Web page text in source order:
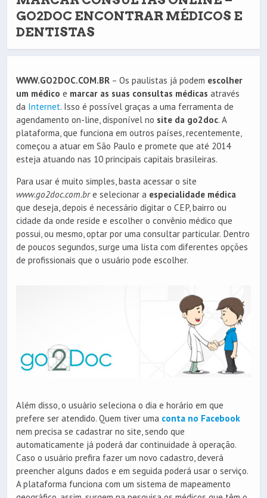
GO2DOC ENCONTRAR MÉDICOS E
DENTISTAS
WWW.GO2DOC.COM.BR – Os paulistas já podem escolher
um médico e marcar as suas consultas médicas através
da Internet. Isso é possível graças a uma ferramenta de
agendamento on-line, disponível no site da go2doc. A
plataforma, que funciona em outros países, recentemente,
começou a atuar em São Paulo e promete que até 2014
esteja atuando nas 10 principais capitais brasileiras.
Para usar é muito simples, basta acessar o site
www.go2doc.com.bre selecionar a especialidade médica
que deseja, depois é necessário digitar o CEP, bairro ou
cidade da onde reside e escolher o convênio médico que
possui, ou mesmo, optar por uma consultar particular. Dentro
de poucos segundos, surge uma lista com diferentes opções
de profissionais que o usuário pode escolher.
Além disso, o usuário seleciona o dia e horário em que
prefere ser atendido. Quem tiver uma conta no Facebook
nem precisa se cadastrar no site, sendo que
automaticamente já poderá dar continuidade à operação.
Caso o usuário prefira fazer um novo cadastro, deverá
preencher alguns dados e em seguida poderá usar o serviço.
A plataforma funciona com um sistema de mapeamento